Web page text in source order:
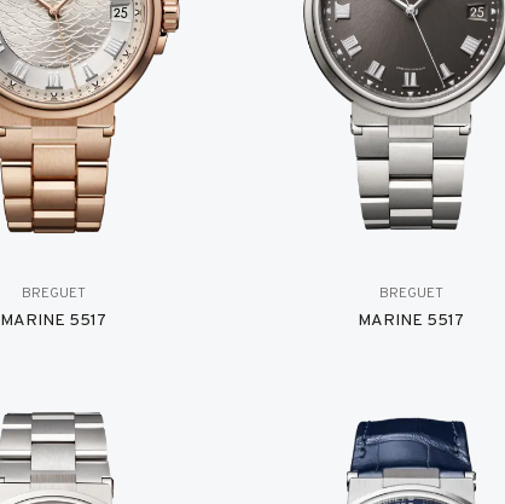
BREGUET
MARINE 5517
BREGUET
MARINE 5517